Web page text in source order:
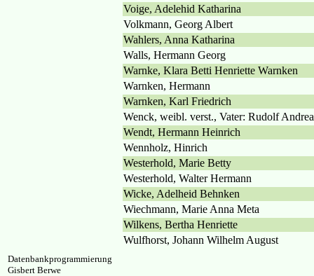
Voige, Adelehid Katharina
Volkmann, Georg Albert
Wahlers, Anna Katharina
Walls, Hermann Georg
Warnke, Klara Betti Henriette Warnken
Warnken, Hermann
Warnken, Karl Friedrich
Wenck, weibl. verst., Vater: Rudolf
Wendt, Hermann Heinrich
Wennholz, Hinrich
Westerhold, Marie Betty
Westerhold, Walter Hermann
Wicke, Adelheid Behnken
Wiechmann, Marie Anna Meta
Wilkens, Bertha Henriette
Wulfhorst, Johann Wilhelm August
Datenbankprogrammierung
Gisbert Berwe